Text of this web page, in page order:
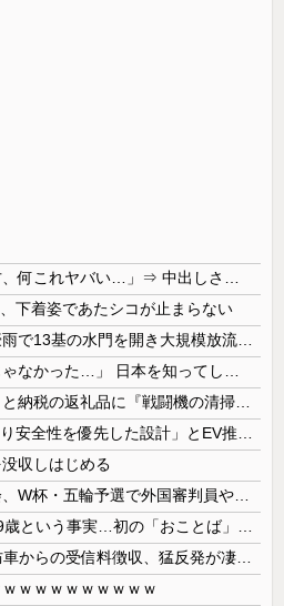
下着姿であたシコが止まらない
収しはじめる
ｗｗｗｗｗｗｗｗｗ